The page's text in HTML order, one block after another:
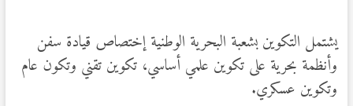
يشتمل التكوين بشعبة البحرية الوطنية إختصاص قيادة سفن
وأنظمة بحرية على تكوين علمي أساسي، تكوين تقني وتكون عام
وتكوين عسكري.